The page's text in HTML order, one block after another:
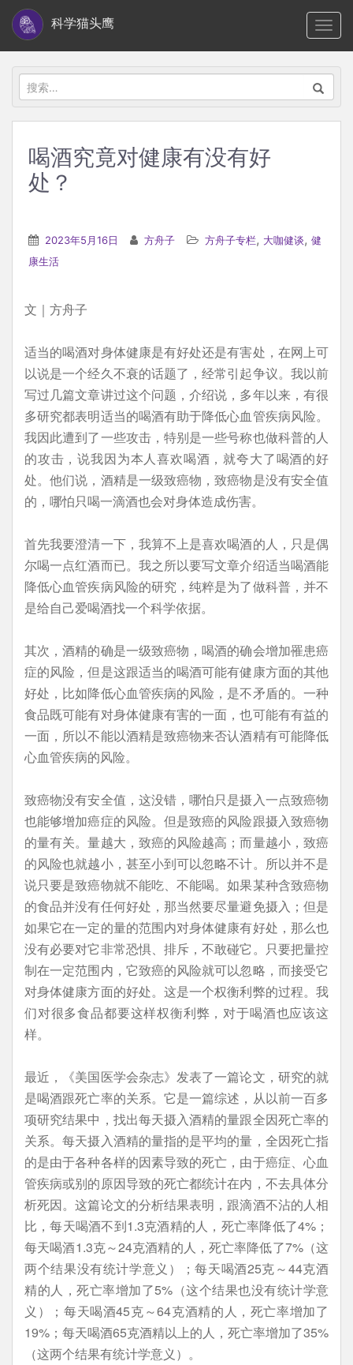
i
科学猫头鹰
搜
索：
喝酒究竟对健康有没有好
处？
2023年5月16日 方舟子 方舟子专栏, 大咖健谈, 健
康生活
文｜方舟子
适当的喝酒对身体健康是有好处还是有害处，在网上可
以说是一个经久不衰的话题了，经常引起争议。我以前
写过几篇文章讲过这个问题，介绍说，多年以来，有很
多研究都表明适当的喝酒有助于降低心血管疾病风险。
我因此遭到了一些攻击，特别是一些号称也做科普的人
的攻击，说我因为本人喜欢喝酒，就夸大了喝酒的好
处。他们说，酒精是一级致癌物，致癌物是没有安全值
的，哪怕只喝一滴酒也会对身体造成伤害。
首先我要澄清一下，我算不上是喜欢喝酒的人，只是偶
尔喝一点红酒而已。我之所以要写文章介绍适当喝酒能
降低心血管疾病风险的研究，纯粹是为了做科普，并不
是给自己爱喝酒找一个科学依据。
其次，酒精的确是一级致癌物，喝酒的确会增加罹患癌
症的风险，但是这跟适当的喝酒可能有健康方面的其他
好处，比如降低心血管疾病的风险，是不矛盾的。一种
食品既可能有对身体健康有害的一面，也可能有有益的
一面，所以不能以酒精是致癌物来否认酒精有可能降低
心血管疾病的风险。
致癌物没有安全值，这没错，哪怕只是摄入一点致癌物
也能够增加癌症的风险。但是致癌的风险跟摄入致癌物
的量有关。量越大，致癌的风险越高；而量越小，致癌
的风险也就越小，甚至小到可以忽略不计。所以并不是
说只要是致癌物就不能吃、不能喝。如果某种含致癌物
的食品并没有任何好处，那当然要尽量避免摄入；但是
如果它在一定的量的范围内对身体健康有好处，那么也
没有必要对它非常恐惧、排斥，不敢碰它。只要把量控
制在一定范围内，它致癌的风险就可以忽略，而接受它
对身体健康方面的好处。这是一个权衡利弊的过程。我
们对很多食品都要这样权衡利弊，对于喝酒也应该这
样。
最近，《美国医学会杂志》发表了一篇论文，研究的就
是喝酒跟死亡率的关系。它是一篇综述，从以前一百多
项研究结果中，找出每天摄入酒精的量跟全因死亡率的
关系。每天摄入酒精的量指的是平均的量，全因死亡指
的是由于各种各样的因素导致的死亡，由于癌症、心血
管疾病或别的原因导致的死亡都统计在内，不去具体分
析死因。这篇论文的分析结果表明，跟滴酒不沾的人相
比，每天喝酒不到1.3克酒精的人，死亡率降低了4%；
每天喝酒1.3克～24克酒精的人，死亡率降低了7%（这
两个结果没有统计学意义）；每天喝酒25克～44克酒
精的人，死亡率增加了5%（这个结果也没有统计学意
义）；每天喝酒45克～64克酒精的人，死亡率增加了
19%；每天喝酒65克酒精以上的人，死亡率增加了35%
（这两个结果有统计学意义）。